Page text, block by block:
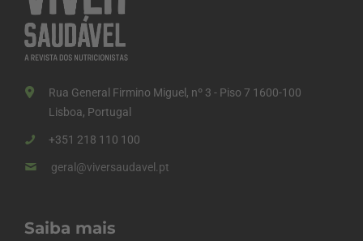
Rua General Firmino Miguel, nº 3 - Piso 7 1600-100
Lisboa, Portugal
+351 218 110 100
geral@viversaudavel.pt
Saiba mais